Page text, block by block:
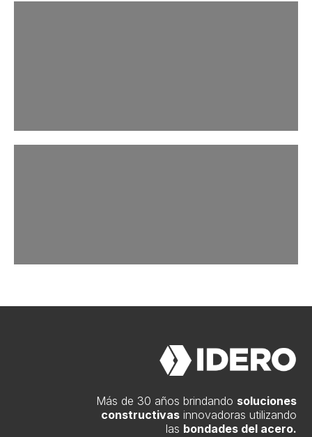
Más de 30 años brindando soluciones
constructivasinnovadoras utilizando
las bondades del acero.